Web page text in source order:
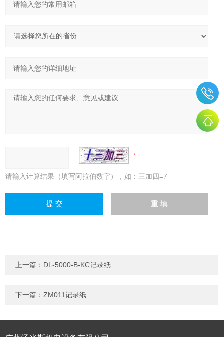
请输入计算结果（填写阿拉伯数字），如：三加四=7
上一篇： DL-5000-B-KC记录纸
下一篇：ZM011记录纸